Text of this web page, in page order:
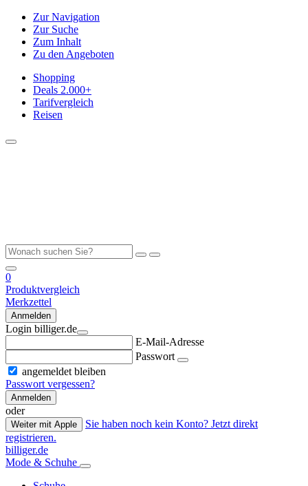
Zur Navigation
Zur Suche
Zum Inhalt
Zu den Angeboten
Shopping
Deals 2.000+
Tarifvergleich
Reisen
0
Produktvergleich
Merkzettel
Anmelden
Login billiger.de
E-Mail-Adresse
Passwort
angemeldet bleiben
Passwort vergessen?
Anmelden
oder
Weiter mit Apple
Sie haben noch kein Konto? Jetzt direkt
registrieren.
billiger.de
Mode & Schuhe